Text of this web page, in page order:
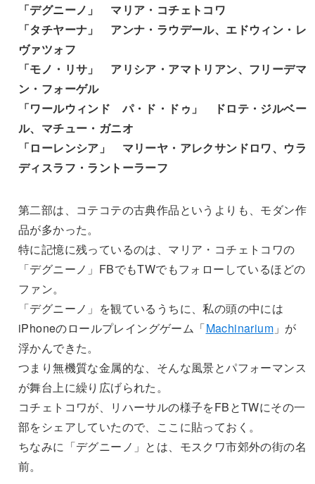
「デグニーノ」 マリア・コチェトコワ
「タチヤーナ」 アンナ・ラウデール、エドウィン・レ
ヴァツォフ
「モノ・リサ」 アリシア・アマトリアン、フリーデマ
ン・フォーゲル
「ワールウィンド パ・ド・ドゥ」 ドロテ・ジルベー
ル、マチュー・ガニオ
「ローレンシア」 マリーヤ・アレクサンドロワ、ウラ
ディスラフ・ラントーラーフ
第二部は、コテコテの古典作品というよりも、モダン作
品が多かった。
特に記憶に残っているのは、マリア・コチェトコワの
「デグニーノ」FBでもTWでもフォローしているほどの
ファン。
「デグニーノ」を観ているうちに、私の頭の中には
iPhoneのロールプレイングゲーム「Machinarium」が
浮かんできた。
つまり無機質な金属的な、そんな風景とパフォーマンス
が舞台上に繰り広げられた。
コチェトコワが、リハーサルの様子をFBとTWにその一
部をシェアしていたので、ここに貼っておく。
ちなみに「デグニーノ」とは、モスクワ市郊外の街の名
前。